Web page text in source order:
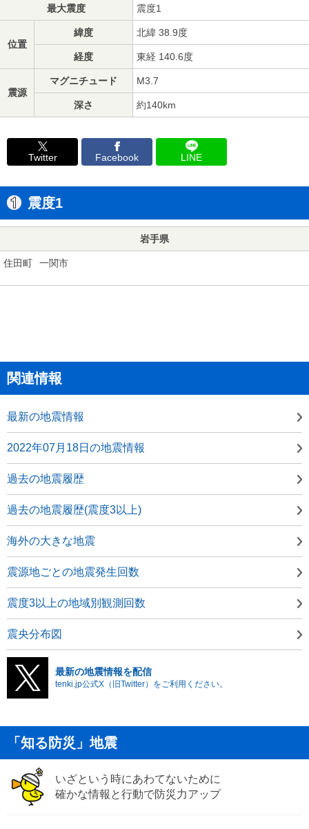
最大震度 震度1
位置
緯度 北緯 38.9度
経度 東経 140.6度
震源
マグニチュード M3.7
深さ 約140km
Twitter Facebook LINE
震度1
岩手県
住田町 一関市
関連情報
最新の地震情報
2022年07月18日の地震情報
過去の地震履歴
過去の地震履歴(震度3以上)
海外の大きな地震
震源地ごとの地震発生回数
震度3以上の地域別観測回数
震央分布図
最新の地震情報を配信
tenki.jp公式X（旧Twitter）をご利用ください。
「知る防災」地震
いざという時にあわてないために
確かな情報と行動で防災力アップ